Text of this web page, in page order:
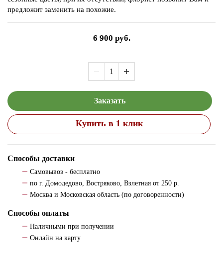
предложит заменить на похожие.
6 900 руб.
Заказать
Купить в 1 клик
Способы доставки
Самовывоз - бесплатно
по г. Домодедово, Востряково, Взлетная от 250 р.
Москва и Московская область (по договоренности)
Способы оплаты
Наличными при получении
Онлайн на карту